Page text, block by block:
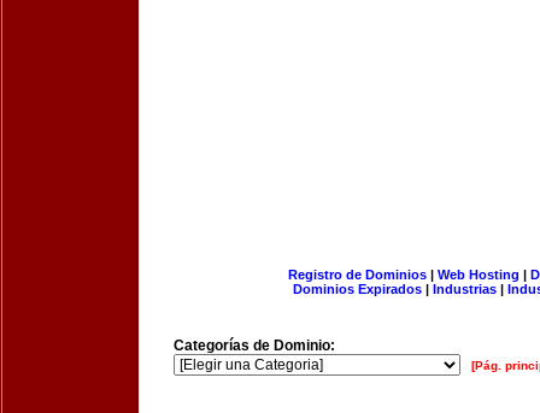
Registro de Dominios| Web Hosting |
Dominios Expirados | Industrias |
Categorías de Dominio:
[Pág.